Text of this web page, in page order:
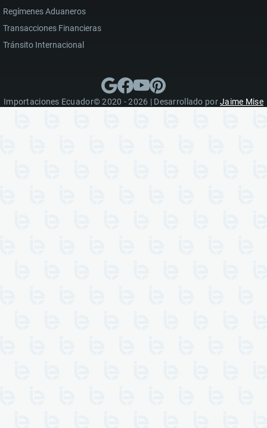
Regímenes Aduaneros
Transacciones Financieras
Tránsito Internacional
Importaciones Ecuador© 2020 - 2026 | Desarrollado porJaime Mise